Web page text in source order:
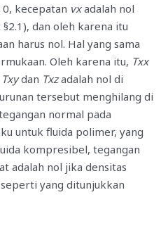
kecepatan vxadalah nol
dan oleh karena itu
harus nol. Hal yang sama
Oleh karena itu, Txx
Txydan Txzadalah nol di
tersebut menghilang di
normal pada
untuk fluida polimer, yang
kompresibel, tegangan
adalah nol jika densitas
yang ditunjukkan